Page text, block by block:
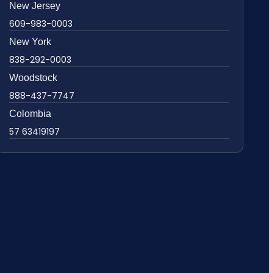
New Jersey
609-983-0003
New York
838-292-0003
Woodstock
888-437-7747
Colombia
57 63419197